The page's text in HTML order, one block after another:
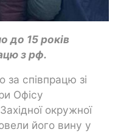
до 15 років
з рф.
співпрацю зі
Офісу
окружної
його вину у